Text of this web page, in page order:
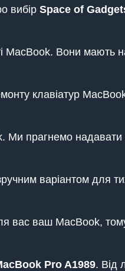
вибір Space of
MacBook. Вони мають
клавіатур
Ми прагнемо надавати
варіантом для
вас ваш MacBook,
Pro A1989. Від